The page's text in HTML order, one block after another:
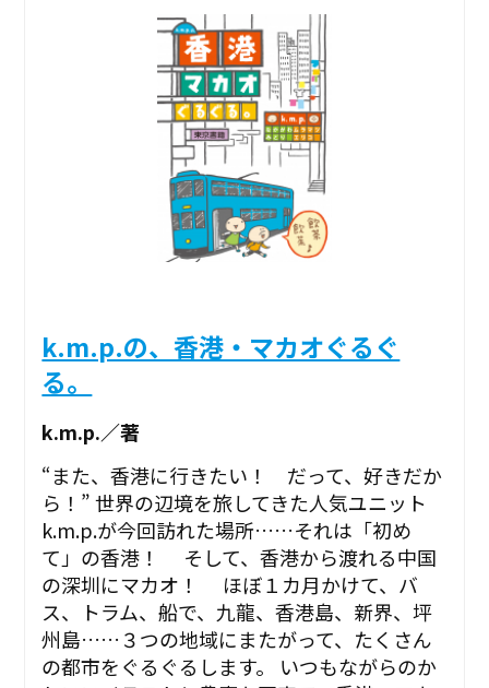
k.m.p.の、香港・マカオぐるぐ
る。
k.m.p.／著
“また、香港に行きたい！ だって、好きだか
ら！” 世界の辺境を旅してきた人気ユニット
k.m.p.が今回訪れた場所……それは「初め
て」の香港！ そして、香港から渡れる中国
の深圳にマカオ！ ほぼ１カ月かけて、バ
ス、トラム、船で、九龍、香港島、新界、坪
州島……３つの地域にまたがって、たくさん
の都市をぐるぐるします。 いつもながらのか